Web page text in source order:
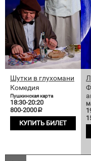
Шутки в глухомани
Комедия
Пушкинская карта
18:30-20:20
800-2000 a
КУПИТЬ БИЛЕТ